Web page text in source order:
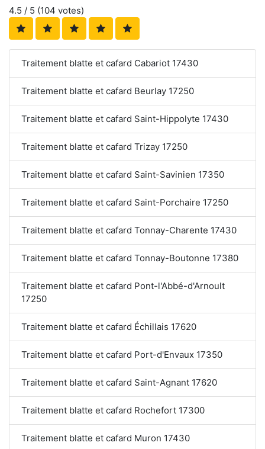
4.5 / 5 (104 votes)
Traitement blatte et cafard Cabariot 17430
Traitement blatte et cafard Beurlay 17250
Traitement blatte et cafard Saint-Hippolyte 17430
Traitement blatte et cafard Trizay 17250
Traitement blatte et cafard Saint-Savinien 17350
Traitement blatte et cafard Saint-Porchaire 17250
Traitement blatte et cafard Tonnay-Charente 17430
Traitement blatte et cafard Tonnay-Boutonne 17380
Traitement blatte et cafard Pont-l'Abbé-d'Arnoult
17250
Traitement blatte et cafard Échillais 17620
Traitement blatte et cafard Port-d'Envaux 17350
Traitement blatte et cafard Saint-Agnant 17620
Traitement blatte et cafard Rochefort 17300
Traitement blatte et cafard Muron 17430